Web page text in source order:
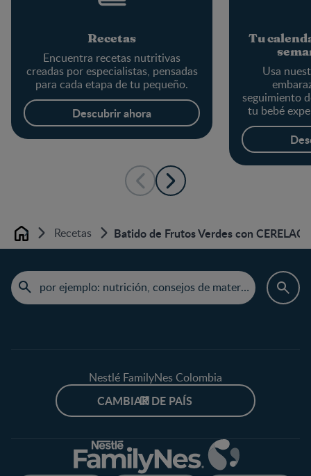
Recetas
Encuentra recetas nutritivas
creadas por especialistas, pensadas
para cada etapa de tu pequeño.
Descubrir ahora
Tu
Usa
seguimiento
tu bebé
semana,
actualizada
Home Recetas Batido de Frutos Verdes con
Nestlé FamilyNes Colombia
CAMBIAR DE PAÍS